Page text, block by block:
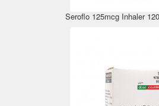
Seroflo 125mcg Inhaler